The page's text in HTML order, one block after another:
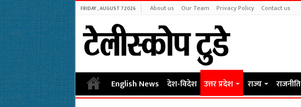
FRIDAY , AUGUST 7 2026 About us Our Team Privacy Policy Contact us
English News देश-विदेश उत्तर प्रदेश राज्य राजनीति